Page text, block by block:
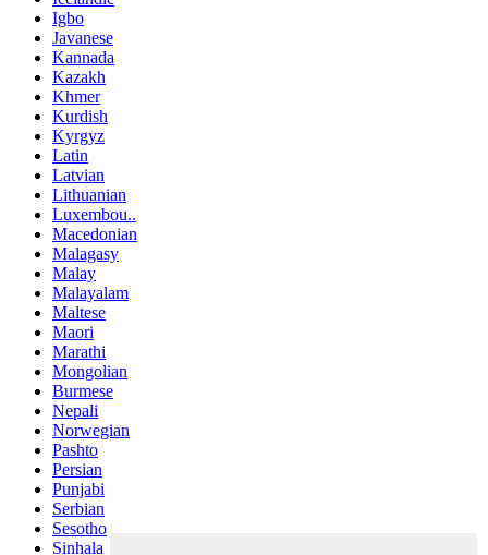
Igbo
Javanese
Kannada
Kazakh
Khmer
Kurdish
Kyrgyz
Latin
Latvian
Lithuanian
Luxembou..
Macedonian
Malagasy
Malay
Malayalam
Maltese
Maori
Marathi
Mongolian
Burmese
Nepali
Norwegian
Pashto
Persian
Punjabi
Serbian
Sesotho
Sinhala